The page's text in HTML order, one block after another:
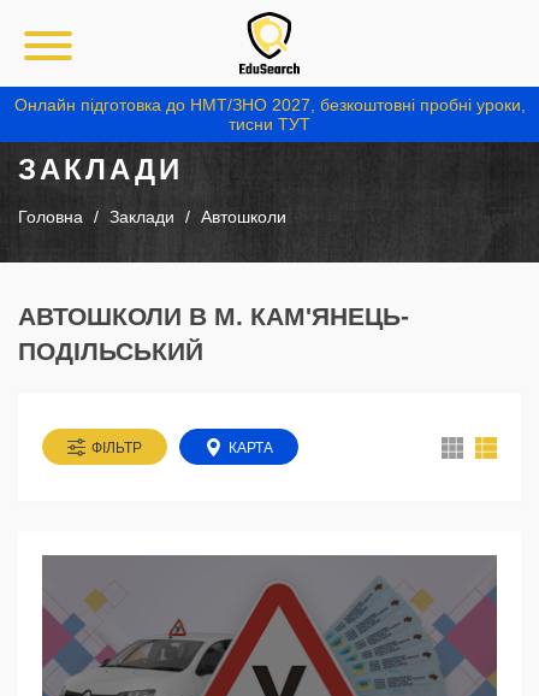
Онлайн підготовка до НМТ/ЗНО 2027, безкоштовні пробні уроки,
тисни ТУТ
ЗАКЛАДИ
Головна Заклади Автошколи
АВТОШКОЛИ В М. КАМ'ЯНЕЦЬ-
ПОДІЛЬСЬКИЙ
ФІЛЬТР КАРТА